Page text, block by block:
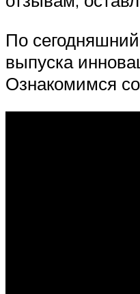
По
выпуска
Ознакомимся